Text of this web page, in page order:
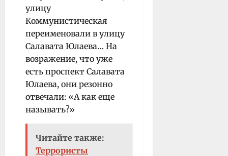
улицу
Коммунистическая
переименовали в улицу
Салавата Юлаева… На
возражение, что уже
есть проспект Салавата
Юлаева, они резонно
отвечали: «А как еще
называть?»
Читайте также:
Террористы